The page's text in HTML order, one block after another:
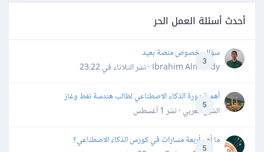
أحدث أسئلة العمل الحر
3
سؤال بخصوص منصة بعيد
Ibrahim Almahdy · نشر
الثلاثاء في 23:22
5
أهمية دورة الذكاء الاصطناعي لطالب هندسة نفط وغاز
الشيخ العربي · نشر 1 أغسطس
5
ما أهم أربعة مسارات في كورس الذكاء الاصطناعي؟